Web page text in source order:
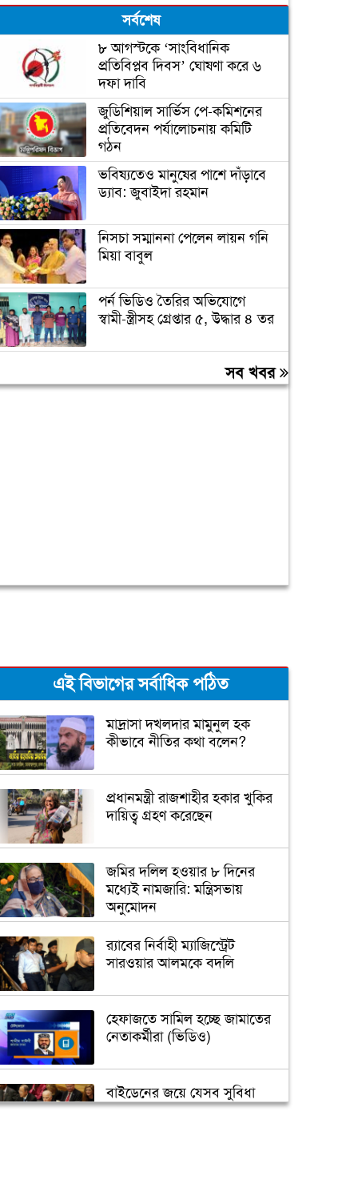
সর্বশেষ
৮ আগস্টকে ‘সাংবিধানিক
প্রতিবিপ্লব দিবস’ ঘোষণা করে ৬
দফা দাবি
জুডিশিয়াল সার্ভিস পে-কমিশনের
প্রতিবেদন পর্যালোচনায় কমিটি
গঠন
ভবিষ্যতেও মানুষের পাশে দাঁড়াবে
ড্যাব: জুবাইদা রহমান
নিসচা সম্মাননা পেলেন লায়ন গনি
মিয়া বাবুল
পর্ন ভিডিও তৈরির অভিযোগে
স্বামী-স্ত্রীসহ গ্রেপ্তার ৫, উদ্ধার ৪ তর
আবাসিক এলাকায় ৯ ঘণ্টা হর্ন
নিষিদ্ধ করে গণবিজ্ঞপ্তি
সব খবর
এই বিভাগের সর্বাধিক পঠিত
মাদ্রাসা দখলদার মামুনুল হক
কীভাবে নীতির কথা বলেন?
প্রধানমন্ত্রী রাজশাহীর হকার খুকির
দায়িত্ব গ্রহণ করেছেন
জমির দলিল হওয়ার ৮ দিনের
মধ্যেই নামজারি: মন্ত্রিসভায়
অনুমোদন
র‌্যাবের নির্বাহী ম্যাজিস্ট্রেট
সারওয়ার আলমকে বদলি
হেফাজতে সামিল হচ্ছে জামাতের
নেতাকর্মীরা (ভিডিও)
বাইডেনের জয়ে যেসব সুবিধা
পাবে বাংলাদেশ